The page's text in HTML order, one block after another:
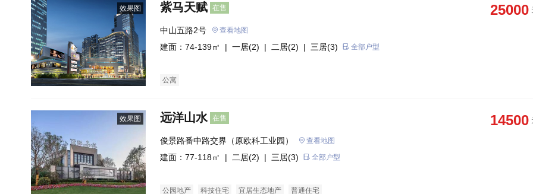
效果图 紫马天赋 在售 25000
中山五路2号 查看地图
建面：74-139㎡ | 一居(2) | 二居(2) | 三居(3) 全部户型
公寓
效果图 远洋山水 在售 14500
俊景路番中路交界（原欧科工业园） 查看地图
建面：77-118㎡ | 二居(2) | 三居(3) 全部户型
公园地产 科技住宅 宜居生态地产 普通住宅